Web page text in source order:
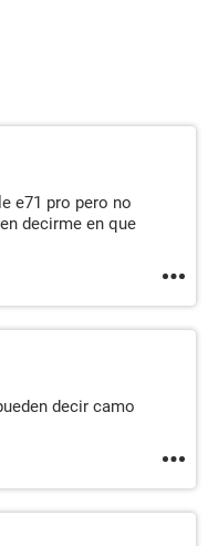
e71 pro pero no
decirme en que
decir camo